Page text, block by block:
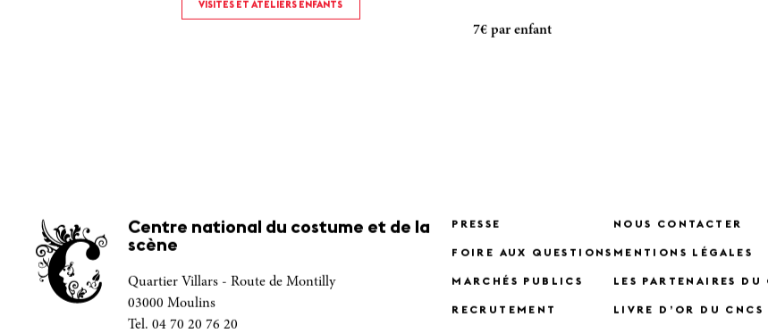
VISITES ET ATELIERS ENFANTS
7€ par enfant
Centre national du costume et de la
scène
Quartier Villars - Route de Montilly
03000 Moulins
Tel. 04 70 20 76 20
PRESSE
FOIRE AUX QUESTIONS
MARCHÉS PUBLICS
RECRUTEMENT
NOUS CONTACTER
MENTIONS LÉGALES
LES PARTENAIRES DU
LIVRE D’OR DU CNCS